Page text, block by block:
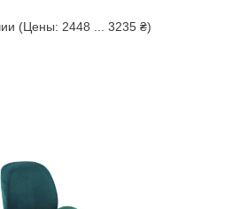
(Цены: 2448 ... 3235 ₴)